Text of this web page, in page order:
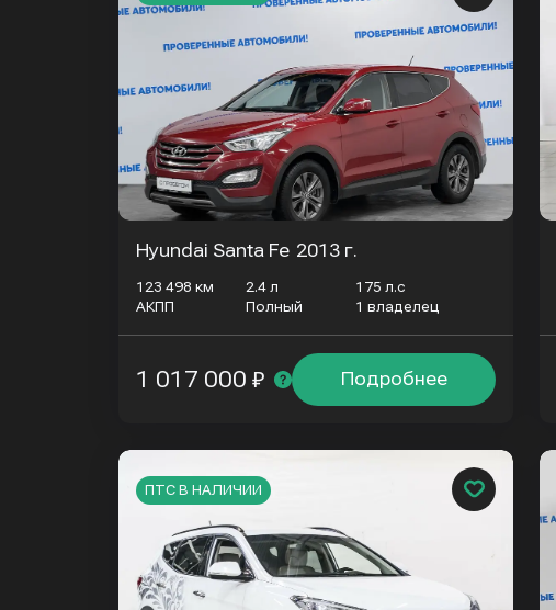
Hyundai Santa Fe 2013 г.
123 498 км 2.4 л
175 л.с
АКПП
Полный 1 владелец
Подробнее
1 017 000 ₽
ПТС В НАЛИЧИИ